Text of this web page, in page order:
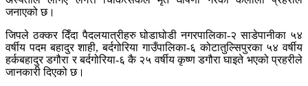
जनाएको छ।
जिपले ठक्कर दिँदा पैदलयात्रीहरु घोडाघोडी नगरपालिका-२ साडेपानीका ५४
वर्षीय पदम बहादुर शाही, बर्दगोरिया गाउँपालिका-६ कोटातुल्सिपुरका ५४ वर्षीय
हर्कबहादुर डगौरा र बर्दगोरिया-६ कै २५ वर्षीय कृष्ण डगौरा घाइते भएको प्रहरीले
जानकारी दिएको छ।